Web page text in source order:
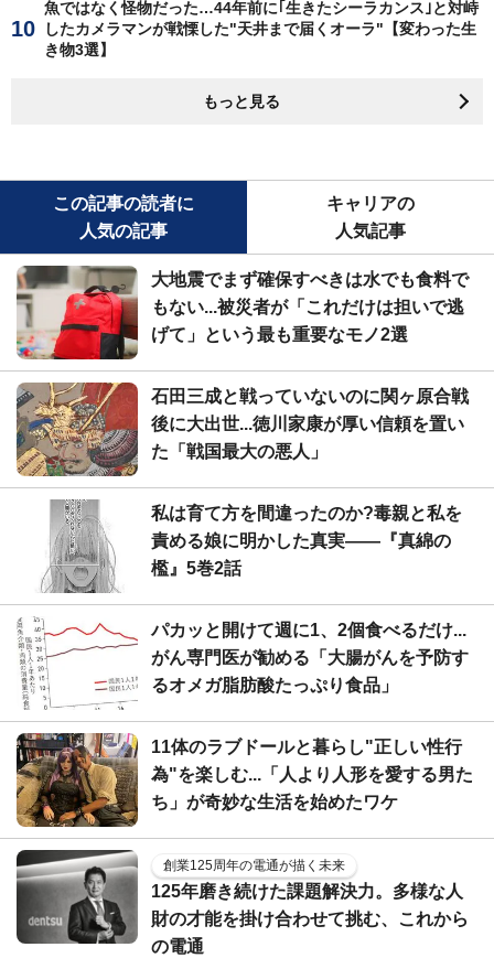
魚ではなく怪物だった…44年前に｢生きたシーラカンス｣と対峙
したカメラマンが戦慄した"天井まで届くオーラ"【変わった生
き物3選】
もっと見る
この記事の読者に
人気の記事
キャリアの
人気記事
大地震でまず確保すべきは水でも食料で
もない...被災者が「これだけは担いで逃
げて」という最も重要なモノ2選
石田三成と戦っていないのに関ヶ原合戦
後に大出世...徳川家康が厚い信頼を置い
た「戦国最大の悪人」
私は育て方を間違ったのか?毒親と私を
責める娘に明かした真実――『真綿の
檻』5巻2話
パカッと開けて週に1、2個食べるだけ...
がん専門医が勧める「大腸がんを予防す
るオメガ脂肪酸たっぷり食品」
11体のラブドールと暮らし"正しい性行
為"を楽しむ...「人より人形を愛する男た
ち」が奇妙な生活を始めたワケ
創業125周年の電通が描く未来
125年磨き続けた課題解決力。多様な人
財の才能を掛け合わせて挑む、これから
の電通